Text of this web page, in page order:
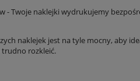
Twoje naklejki wydrukujemy
naklejek jest na tyle mocny, aby
trudno rozkleić.